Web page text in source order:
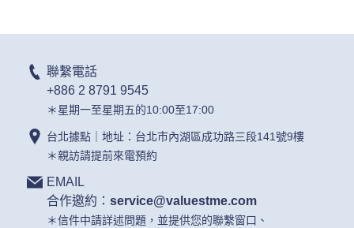
聯繫電話
+886 2 8791 9545
＊星期一至星期五的10:00至17:00
台北據點｜地址：台北市內湖區成功路三段141號9樓
＊親訪請提前來電預約
EMAIL
合作邀約： service@valuestme.com
＊信件中請詳述問題，並提供您的聯繫窗口、